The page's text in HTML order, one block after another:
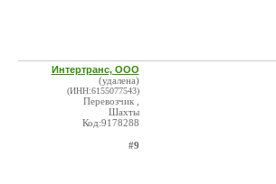
Интертранс, ООО
(удалена)
(ИНН:6155077543)
Перевозчик ,
Шахты
Код:9178288
#9